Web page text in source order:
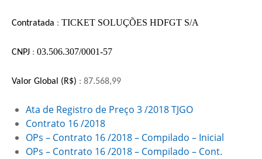
Contratada : TICKET SOLUÇÕES HDFGT S/A
CNPJ : 03.506.307/0001-57
Valor Global (R$) : 87.568,99
Ata de Registro de Preço 3 /2018 TJGO
Contrato 16 /2018
OPs – Contrato 16 /2018 – Compilado – Inicial
OPs – Contrato 16 /2018 – Compilado – Cont.